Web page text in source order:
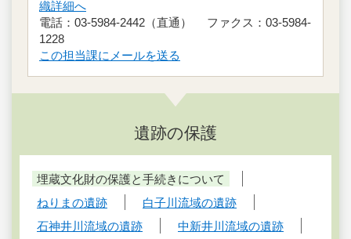
織詳細へ
電話：03-5984-2442（直通） ファクス：03-5984-
1228
この担当課にメールを送る
遺跡の保護
埋蔵文化財の保護と手続きについて
ねりまの遺跡
白子川流域の遺跡
石神井川流域の遺跡
中新井川流域の遺跡